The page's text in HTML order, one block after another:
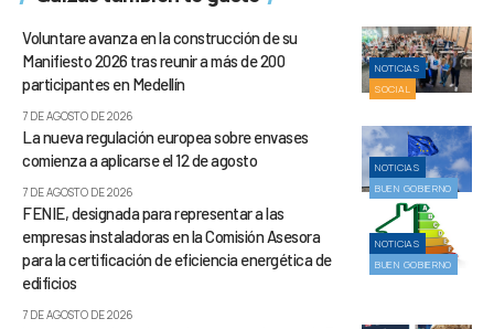
NOTICIAS
SOCIAL
Voluntare avanza en la construcción de su
Manifiesto 2026 tras reunir a más de 200
participantes en Medellín
7 DE AGOSTO DE 2026
NOTICIAS
BUEN GOBIERNO
La nueva regulación europea sobre envases
comienza a aplicarse el 12 de agosto
7 DE AGOSTO DE 2026
NOTICIAS
BUEN GOBIERNO
FENIE, designada para representar a las
empresas instaladoras en la Comisión Asesora
para la certificación de eficiencia energética de
edificios
7 DE AGOSTO DE 2026